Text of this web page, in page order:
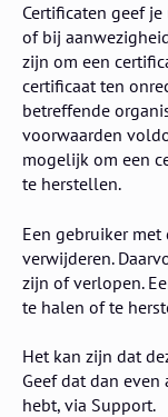
Certificaten geef
of bij
zijn om een
certificaat ten
betreffende
voorwaarden
mogelijk om een
te herstellen.
Een gebruiker met
verwijderen.
zijn of verlopen.
te halen of te
Het kan zijn dat
Geef dat dan
hebt, via Support.